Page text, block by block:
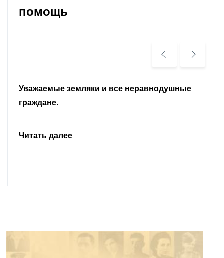
помощь
Уважаемые земляки и все неравнодушные
граждане.
Читать далее